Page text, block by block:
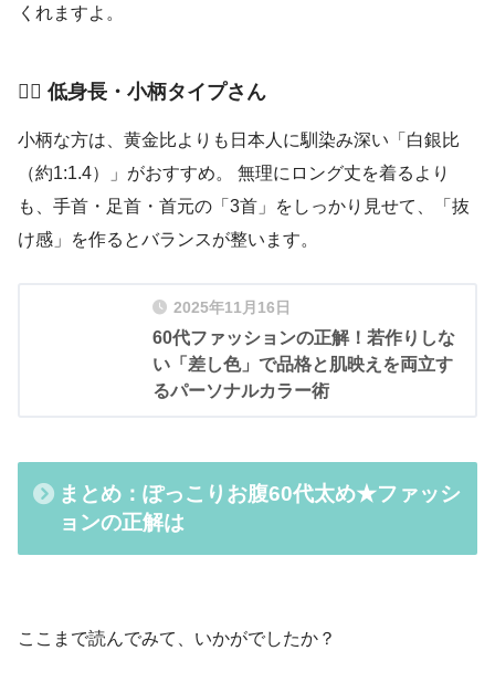
くれますよ。
🧚‍♀️ 低身長・小柄タイプさん
小柄な方は、黄金比よりも日本人に馴染み深い「白銀比
（約1:1.4）」がおすすめ。 無理にロング丈を着るより
も、手首・足首・首元の「3首」をしっかり見せて、「抜
け感」を作るとバランスが整います。
2025年11月16日
60代ファッションの正解！若作りしな
い「差し色」で品格と肌映えを両立す
るパーソナルカラー術
まとめ：ぽっこりお腹60代太め★ファッシ
ョンの正解は
ここまで読んでみて、いかがでしたか？